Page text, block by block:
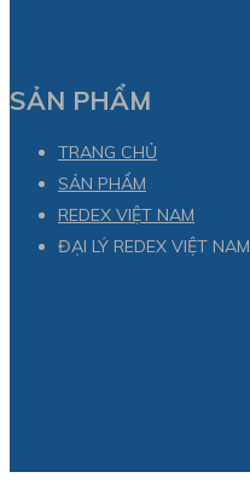
SẢN PHẨM
TRANG CHỦ
SẢN PHẨM
REDEX VIỆT NAM
ĐẠI LÝ REDEX VIỆT NAM